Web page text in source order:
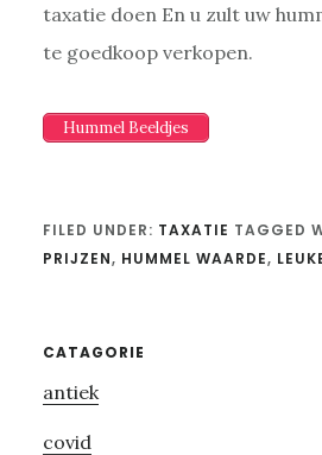
taxatie doen En u zult uw
te goedkoop verkopen.
Hummel Beeldjes
FILED UNDER: TAXATIE TAGGED
PRIJZEN, HUMMEL WAARDE,
Primary
Sidebar
CATAGORIE
antiek
covid